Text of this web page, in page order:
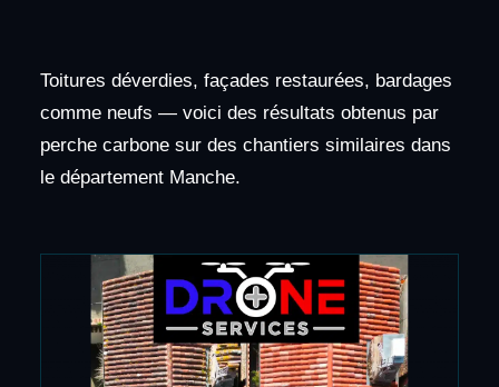
Toitures déverdies, façades restaurées, bardages
comme neufs — voici des résultats obtenus par
perche carbone sur des chantiers similaires dans
le département Manche.